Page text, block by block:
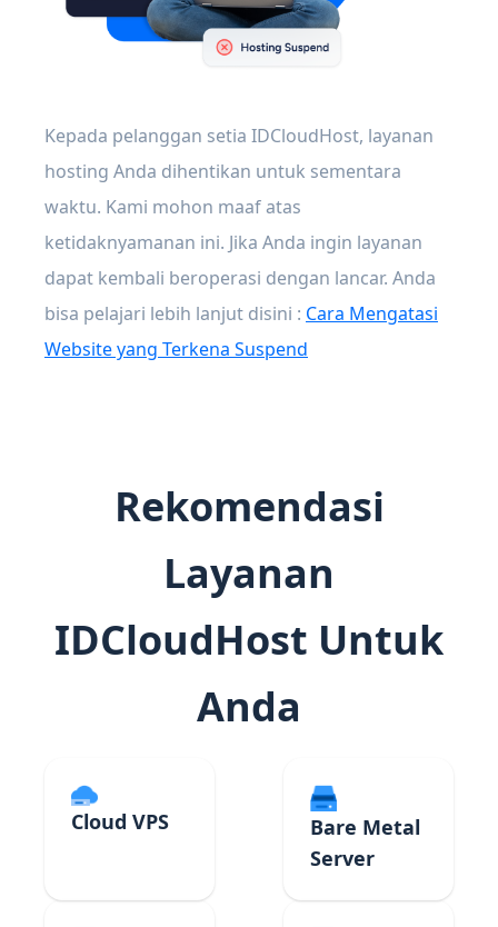
Kepada pelanggan setia IDCloudHost, layanan
hosting Anda dihentikan untuk sementara
waktu. Kami mohon maaf atas
ketidaknyamanan ini. Jika Anda ingin layanan
dapat kembali beroperasi dengan lancar. Anda
bisa pelajari lebih lanjut disini : Cara Mengatasi
Website yang Terkena Suspend
Rekomendasi
Layanan
IDCloudHost Untuk
Anda
Cloud VPS
Bare Metal
Server